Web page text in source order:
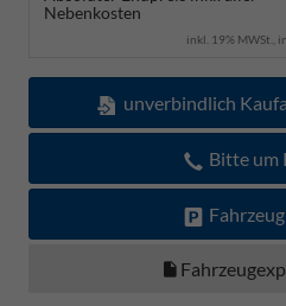
Nebenkosten
inkl. 19% MWSt.,
unverbindlich
Bitte um